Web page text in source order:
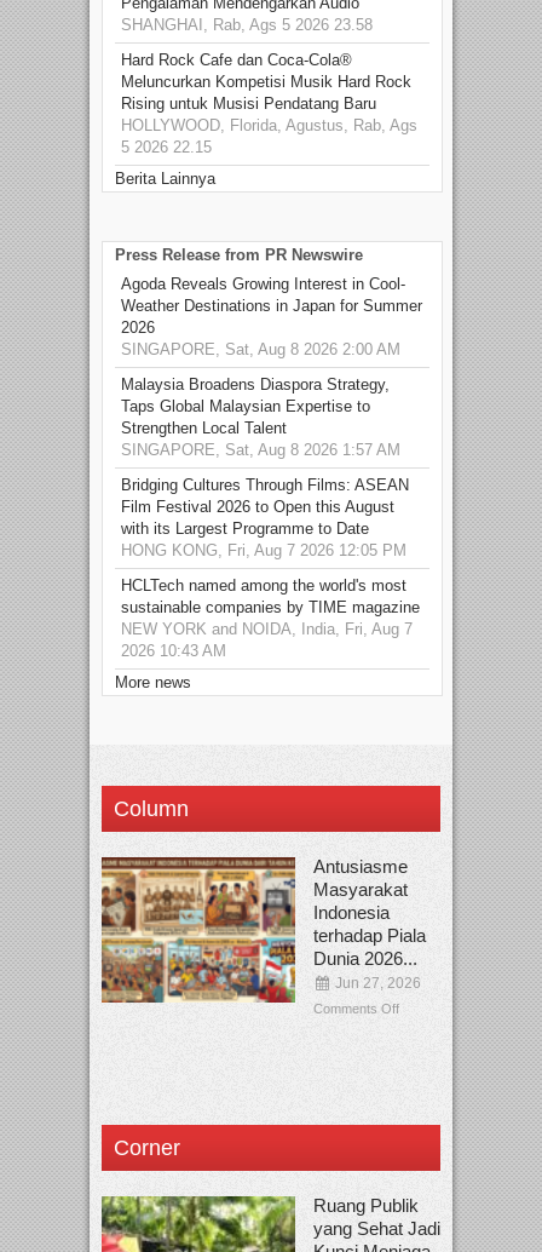
SHANGHAI, Rab, Ags 5 2026 23.58
Hard Rock Cafe dan Coca-Cola®
Meluncurkan Kompetisi Musik Hard Rock
Rising untuk Musisi Pendatang Baru
HOLLYWOOD, Florida, Agustus, Rab, Ags
5 2026 22.15
Berita Lainnya
Press Release from PR Newswire
Agoda Reveals Growing Interest in Cool-
Weather Destinations in Japan for Summer
2026
SINGAPORE, Sat, Aug 8 2026 2:00 AM
Malaysia Broadens Diaspora Strategy,
Taps Global Malaysian Expertise to
Strengthen Local Talent
SINGAPORE, Sat, Aug 8 2026 1:57 AM
Bridging Cultures Through Films: ASEAN
Film Festival 2026 to Open this August
with its Largest Programme to Date
HONG KONG, Fri, Aug 7 2026 12:05 PM
HCLTech named among the world's most
sustainable companies by TIME magazine
NEW YORK and NOIDA, India, Fri, Aug 7
2026 10:43 AM
More news
Column
Antusiasme
Masyarakat
Indonesia
terhadap Piala
Dunia 2026...
Jun 27, 2026
Comments Off
Corner
Ruang Publik
yang Sehat Jadi